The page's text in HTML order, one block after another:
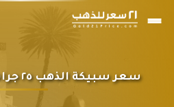
سعر سبيكة الذهب ٢٥ جرام عيار ٢٤ في تونس